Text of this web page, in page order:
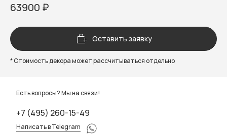
63900 ₽
Оставить заявку
* Стоимость декора может рассчитываться отдельно
Есть вопросы? Мы на связи!
+7 (495) 260-15-49
Написать в Telegram